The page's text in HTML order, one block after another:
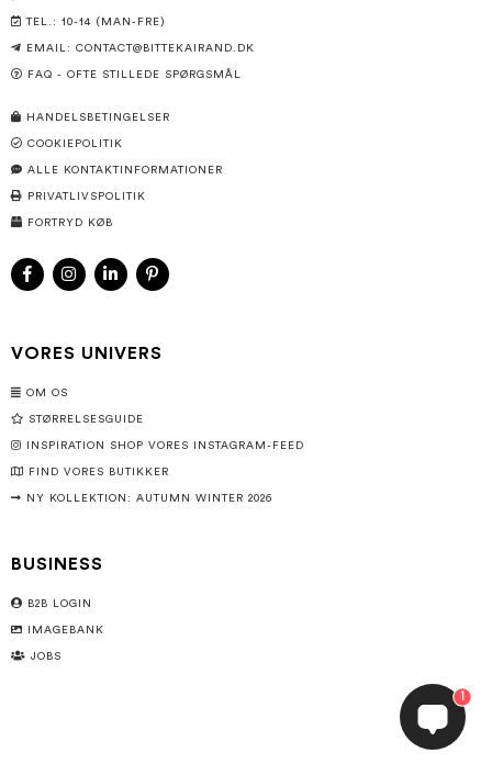
TEL.: 10-14 (MAN-FRE)
EMAIL: CONTACT@BITTEKAIRAND.DK
FAQ - OFTE STILLEDE SPØRGSMÅL
HANDELSBETINGELSER
COOKIEPOLITIK
ALLE KONTAKTINFORMATIONER
PRIVATLIVSPOLITIK
FORTRYD KØB
VORES UNIVERS
OM OS
STØRRELSESGUIDE
INSPIRATION SHOP VORES INSTAGRAM-FEED
FIND VORES BUTIKKER
NY KOLLEKTION: AUTUMN WINTER 2026
BUSINESS
B2B LOGIN
IMAGEBANK
JOBS
1